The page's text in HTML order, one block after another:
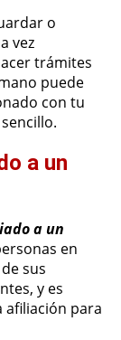
o
vez
trámites
puede
con tu
a un
a un
en
sus
y es
para